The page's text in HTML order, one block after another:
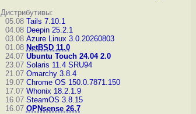
Дистрибутивы:
05.08 Tails 7.10.1
04.08 Deepin 25.2.1
03.08 Azure Linux 3.0.20260803
01.08 NetBSD 11.0
24.07 Ubuntu Touch 24.04 2.0
23.07 Solaris 11.4 SRU94
21.07 Omarchy 3.8.4
19.07 Chrome OS 150.0.7871.150
17.07 Whonix 18.2.1.9
16.07 SteamOS 3.8.15
16.07 OPNsense 26.7